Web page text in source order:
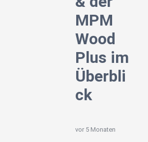
MPM
Wood
Plus im
Überbli
ck
vor 5 Monaten